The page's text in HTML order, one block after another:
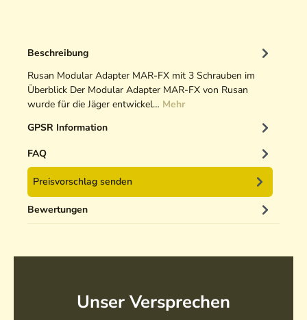
Beschreibung
Rusan Modular Adapter MAR-FX mit 3 Schrauben im
Überblick Der Modular Adapter MAR-FX von Rusan
wurde für die Jäger entwickel… Mehr
GPSR Information
FAQ
Preisvorschlag senden
Bewertungen
Unser Versprechen